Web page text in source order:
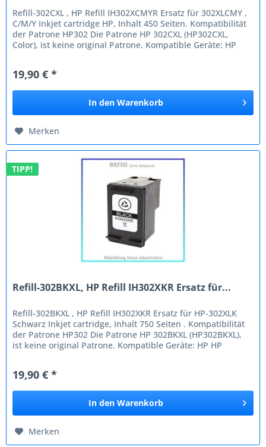
Refill-302CXL , HP Refill IH302XCMYR Ersatz für 302XLCMY ,
C/M/Y Inkjet cartridge HP, Inhalt 450 Seiten. Kompatibilität
der Patrone HP302 Die Patrone HP 302CXL (HP302CXL,
Color), ist keine original Patrone. Kompatible Geräte: HP
19,90 € *
In den Warenkorb
Merken
TIPP!
Refill-302BKXL, HP Refill IH302XKR Ersatz für...
Refill-302BKXL , HP Refill IH302XKR Ersatz für HP-302XLK
Schwarz Inkjet cartridge, Inhalt 750 Seiten . Kompatibilität
der Patrone HP302 Die Patrone HP 302BKXL (HP302BKXL),
ist keine original Patrone. Kompatible Geräte: HP HP
19,90 € *
In den Warenkorb
Merken